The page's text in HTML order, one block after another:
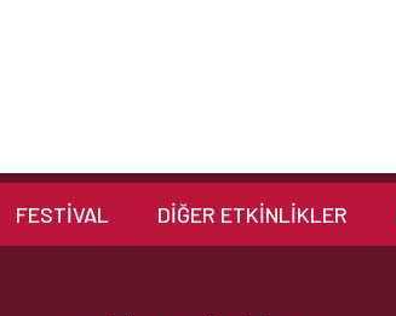
FESTİVAL DIĞER ETKINLIKLER